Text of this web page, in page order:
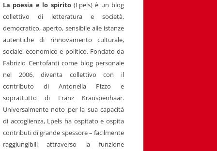
La poesia e lo spirito(Lpels) è un blog
collettivo di letteratura e società,
democratico, aperto, sensibile alle istanze
autentiche di rinnovamento culturale,
sociale, economico e politico. Fondato da
Fabrizio Centofanti come blog personale
nel 2006, diventa collettivo con il
contributo di Antonella Pizzo e
soprattutto di Franz Krauspenhaar.
Universalmente noto per la sua capacità
di accoglienza, Lpels ha ospitato e ospita
contributi di grande spessore – facilmente
raggiungibili attraverso la funzione